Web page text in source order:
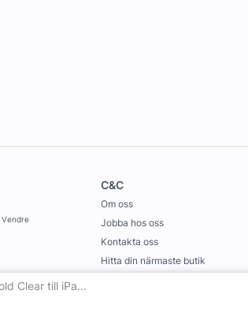
Pomologic - BookFold Clear till iPad 11(A16)/10,9 10th Gen - Clear/Röd
Vendre
C&C
Om oss
Jobba hos oss
Kontakta oss
Hitta din närmaste butik